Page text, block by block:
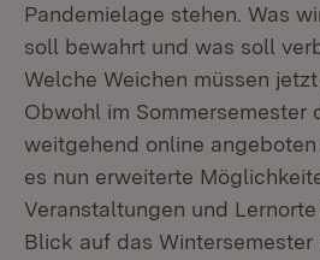
Pandemielage stehen. Was
soll bewahrt und was soll
Welche Weichen müssen
Obwohl im Sommersemester
weitgehend online
es nun erweiterte
Veranstaltungen und
Blick auf das Wintersemester